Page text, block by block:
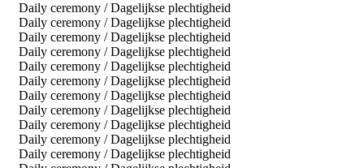
Daily ceremony / Dagelijkse plechtigheid
Daily ceremony / Dagelijkse plechtigheid
Daily ceremony / Dagelijkse plechtigheid
Daily ceremony / Dagelijkse plechtigheid
Daily ceremony / Dagelijkse plechtigheid
Daily ceremony / Dagelijkse plechtigheid
Daily ceremony / Dagelijkse plechtigheid
Daily ceremony / Dagelijkse plechtigheid
Daily ceremony / Dagelijkse plechtigheid
Daily ceremony / Dagelijkse plechtigheid
Daily ceremony / Dagelijkse plechtigheid